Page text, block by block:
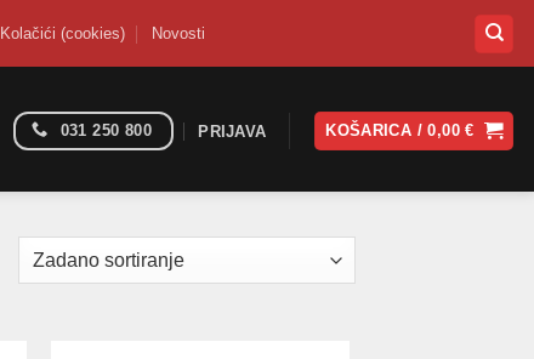
Kolačići (cookies) Novosti
031 250 800 PRIJAVA KOŠARICA /0,00€